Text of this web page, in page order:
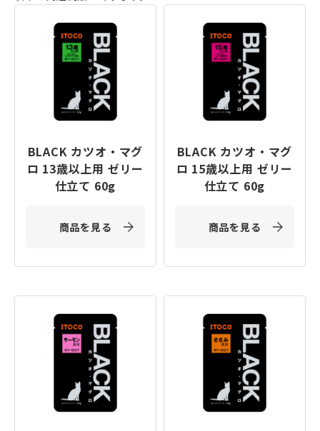
BLACK カツオ・マグ
ロ 13歳以上用 ゼリー
仕立て 60g
商品を見る
BLACK カツオ・マグ
ロ 15歳以上用 ゼリー
仕立て 60g
商品を見る